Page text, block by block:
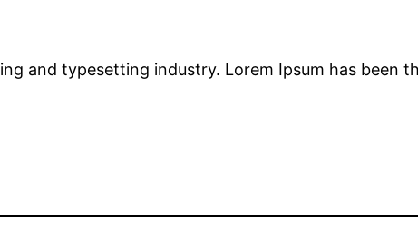
and typesetting industry. Lorem Ipsum has been